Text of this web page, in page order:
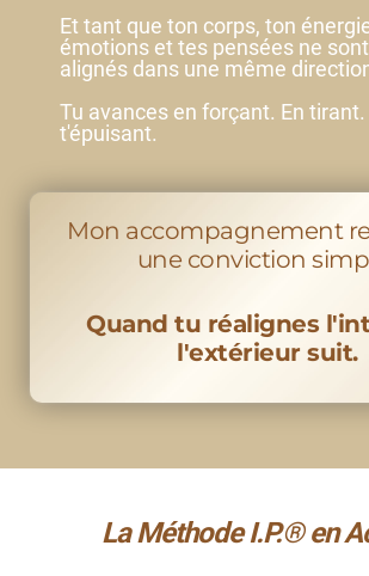
Et tant que ton corps, ton
émotions et tes pensées ne
alignés dans une même
Tu avances en forçant. En tirant.
t'épuisant.
Mon accompagnement
une conviction
Quand tu réalignes
l'extérieur suit.
La Méthode I.P.® en